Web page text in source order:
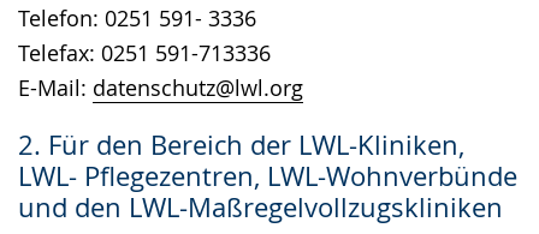
Telefon: 0251 591- 3336
Telefax: 0251 591-713336
E-Mail: datenschutz@lwl.org
2. Für den Bereich der LWL-Kliniken,
LWL- Pflegezentren, LWL-Wohnverbünde
und den LWL-Maßregelvollzugskliniken